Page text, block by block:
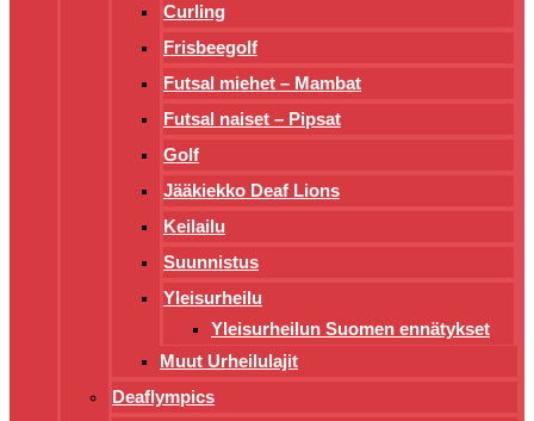
Curling
Frisbeegolf
Futsal miehet – Mambat
Futsal naiset – Pipsat
Golf
Jääkiekko Deaf Lions
Keilailu
Suunnistus
Yleisurheilu
Yleisurheilun Suomen ennätykset
Muut Urheilulajit
Deaflympics